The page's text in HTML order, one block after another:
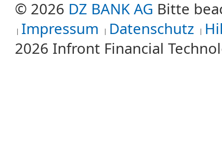
© 2026 DZ BANK AG Bitte
Impressum
Datenschutz
2026 Infront Financial